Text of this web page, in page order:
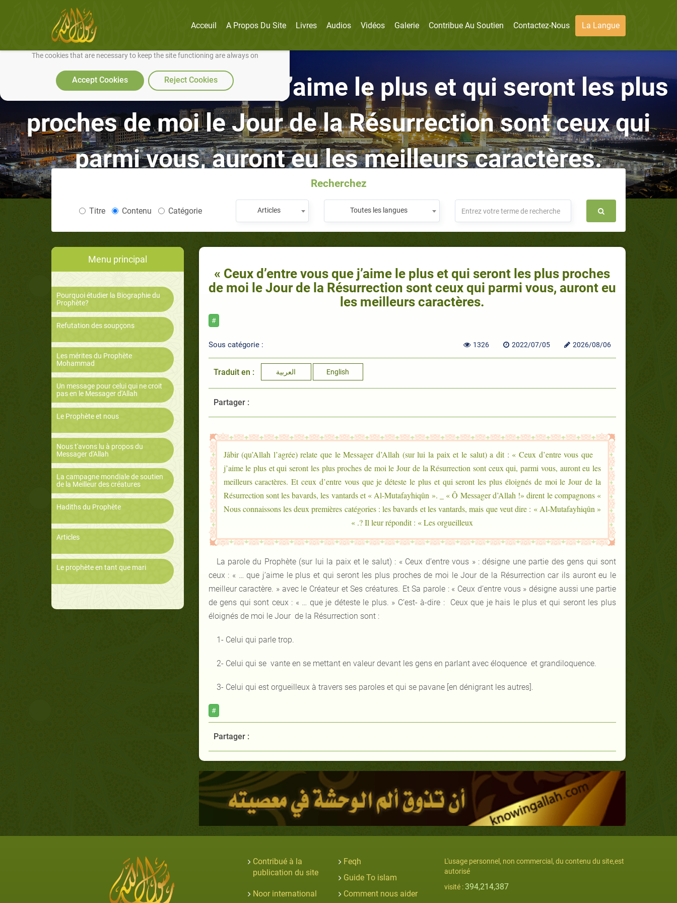
We use cookies to make our site work well for you and so we can continually improve it.
The cookies that are necessary to keep the site functioning are always on
Accept Cookies Reject Cookies
Acceuil A Propos Du Site Livres Audios Vidéos Galerie Contribue Au Soutien Contactez-Nous La Langue
« Ceux d’entre vous que j’aime le plus et qui seront les plus
proches de moi le Jour de la Résurrection sont ceux qui
parmi vous, auront eu les meilleurs caractères.
Recherchez
Titre Contenu Catégorie Articles Toutes les langues
Menu principal
Pourquoi étudier la Biographie du
Prophète?
Refutation des soupçons
Les mérites du Prophète
Mohammad
Un message pour celui qui ne croit
pas en le Messager d'Allah
Le Prophète et nous
Nous t'avons lu à propos du
Messager d'Allah
La campagne mondiale de soutien
de la Meilleur des créatures
Hadiths du Prophète
Articles
Le prophète en tant que mari
« Ceux d’entre vous que j’aime le plus et qui seront les plus proches
de moi le Jour de la Résurrection sont ceux qui parmi vous, auront eu
les meilleurs caractères.
#
Sous catégorie : 1326 2022/07/05 2026/08/06
Traduit en : العربية English
Partager :
Jâbir (qu’Allah l’agrée) relate que le Messager d’Allah (sur lui la paix et le salut) a dit : « Ceux d’entre vous que
j’aime le plus et qui seront les plus proches de moi le Jour de la Résurrection sont ceux qui, parmi vous, auront eu les
meilleurs caractères. Et ceux d’entre vous que je déteste le plus et qui seront les plus éloignés de moi le Jour de la
Résurrection sont les bavards, les vantards et « Al-Mutafayhiqûn ». _ « Ô Messager d’Allah !» dirent le compagnons «
Nous connaissons les deux premières catégories : les bavards et les vantards, mais que veut dire : « Al-Mutafayhiqûn »
? Il leur répondit : « Les orgueilleux. »
La parole du Prophète (sur lui la paix et le salut) : « Ceux d’entre vous » : désigne une partie des gens qui sont
ceux : « … que j’aime le plus et qui seront les plus proches de moi le Jour de la Résurrection car ils auront eu le
meilleur caractère. » avec le Créateur et Ses créatures. Et Sa parole : « Ceux d’entre vous » désigne aussi une partie
de gens qui sont ceux : « … que je déteste le plus. » C’est- à-dire : Ceux que je hais le plus et qui seront les plus
éloignés de moi le Jour de la Résurrection sont :
1- Celui qui parle trop.
2- Celui qui se vante en se mettant en valeur devant les gens en parlant avec éloquence et grandiloquence.
3- Celui qui est orgueilleux à travers ses paroles et qui se pavane [en dénigrant les autres].
#
Partager :
Contribué à la
publication du site
Feqh
Guide To islam
Noor international
Comment nous aider
L'usage personnel, non commercial, du contenu du site,est
autorisé
visité : 394,214,387